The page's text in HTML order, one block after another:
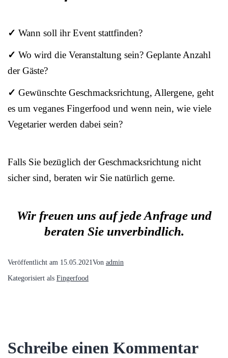
✓ Wann soll ihr Event stattfinden?
✓ Wo wird die Veranstaltung sein? Geplante Anzahl
der Gäste?
✓ Gewünschte Geschmacksrichtung, Allergene, geht
es um veganes Fingerfood und wenn nein, wie viele
Vegetarier werden dabei sein?
Falls Sie bezüglich der Geschmacksrichtung nicht
sicher sind, beraten wir Sie natürlich gerne.
Wir freuen uns auf jede Anfrage und
beraten Sie unverbindlich.
Veröffentlicht am 15.05.2021Von admin
Kategorisiert als Fingerfood
Schreibe einen Kommentar